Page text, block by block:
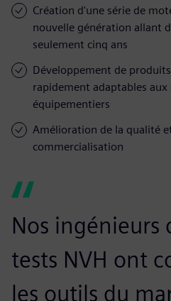
Création d'une série de
nouvelle génération allant
seulement cinq ans
Développement de
rapidement adaptables aux
équipementiers
Amélioration de la qualité
commercialisation
Nos ingénieurs
tests NVH ont
les outils du